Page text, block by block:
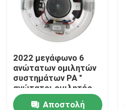
2022 μεγάφωνο 6
ανώτατων ομιλητών
συστημάτων PA "
ανώτατοι ομιλητές
1.5W-3W-6W
Αποστολή